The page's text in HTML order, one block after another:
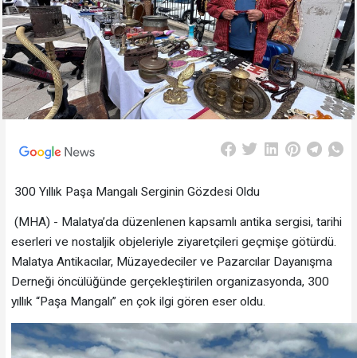
300 Yıllık Paşa Mangalı Serginin Gözdesi Oldu
(MHA) - Malatya’da düzenlenen kapsamlı antika sergisi, tarihi
eserleri ve nostaljik objeleriyle ziyaretçileri geçmişe götürdü.
Malatya Antikacılar, Müzayedeciler ve Pazarcılar Dayanışma
Derneği öncülüğünde gerçekleştirilen organizasyonda, 300
yıllık “Paşa Mangalı” en çok ilgi gören eser oldu.